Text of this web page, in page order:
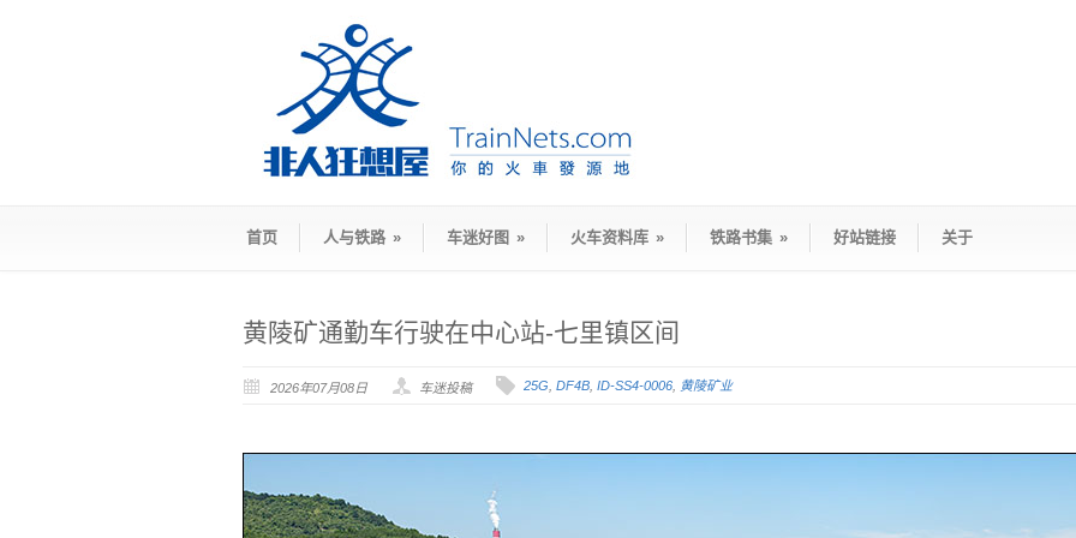
首页 人与铁路 » 车迷好图 » 火车资料库 » 铁路书集 » 好站链接 关于
黄陵矿通勤车行驶在中心站-七里镇区间
2026年07月08日 车迷投稿 25G DF4B ID-SS4-0006 黄陵矿业